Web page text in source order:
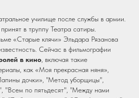
училище после службы в армии.
принят в труппу Театра сатиры.
«Старые клячи» Эльдара Рязанова
Сейчас в фильмографии
в кино , включая такие
как «Моя прекрасная няня»,
дочки», "Метод уборщицы",
"Всем по пятьдесят", "Между нами